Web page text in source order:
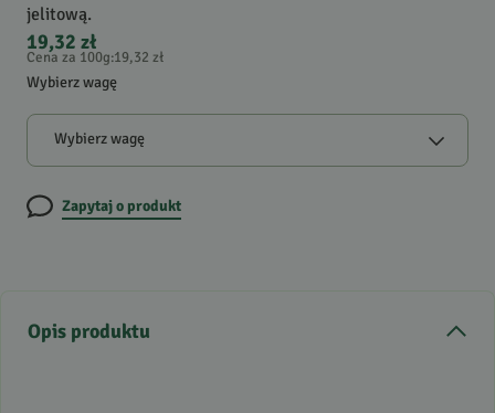
jelitową.
19,32 zł
Cena za 100g:19,32 zł
Wybierz wagę
Wybierz wagę
Zapytaj o produkt
Opis produktu